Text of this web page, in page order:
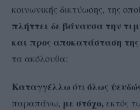
κοινωνικής δικτύωσης, της
πλήττει δε βάναυσα την
και προς αποκατάσταση
τα ακόλουθα:
Καταγγέλλωότιόλως
παραπάνω, με στόχο, εκτός